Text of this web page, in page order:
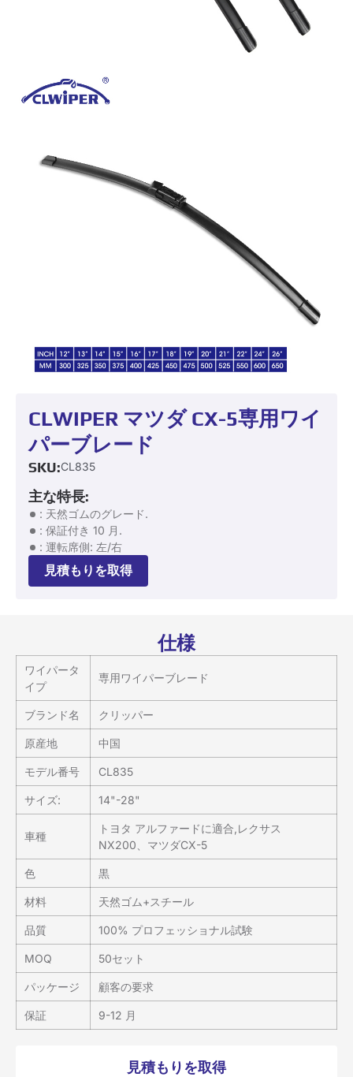
CLWIPER マツダ CX-5専用ワイ
パーブレード
SKU:CL835
主な特長:
: 天然ゴムのグレード.
: 保証付き 10 月.
: 運転席側: 左/右
見積もりを取得
仕様
ワイパータ
イプ
専用ワイパーブレード
ブランド名 クリッパー
原産地 中国
モデル番号 CL835
サイズ: 14"-28"
車種
トヨタ アルファードに適合,レクサス
NX200、マツダCX-5
色 黒
材料 天然ゴム+スチール
品質 100% プロフェッショナル試験
MOQ 50セット
パッケージ 顧客の要求
保証 9-12 月
見積もりを取得